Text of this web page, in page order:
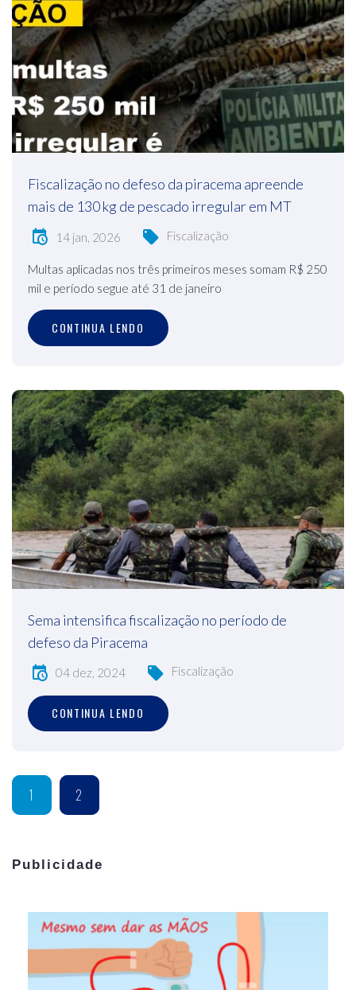
Fiscalização no defeso da piracema apreende
mais de 130 kg de pescado irregular em MT
14 jan, 2026 Fiscalização
Multas aplicadas nos três primeiros meses somam R$ 250
mil e período segue até 31 de janeiro
CONTINUA LENDO
Sema intensifica fiscalização no período de
defeso da Piracema
04 dez, 2024 Fiscalização
CONTINUA LENDO
1 2
Publicidade